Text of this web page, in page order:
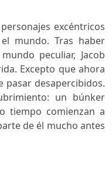
excéntricos
mundo. Tras haber
peculiar, Jacob
Excepto que ahora
pasar desapercibidos.
un búnker
tiempo comienzan a
de él mucho antes